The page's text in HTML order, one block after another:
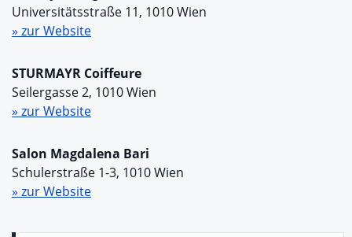
Universitätsstraße 11, 1010 Wien
» zur Website
STURMAYR Coiffeure
Seilergasse 2, 1010 Wien
» zur Website
Salon Magdalena Bari
Schulerstraße 1-3, 1010 Wien
» zur Website